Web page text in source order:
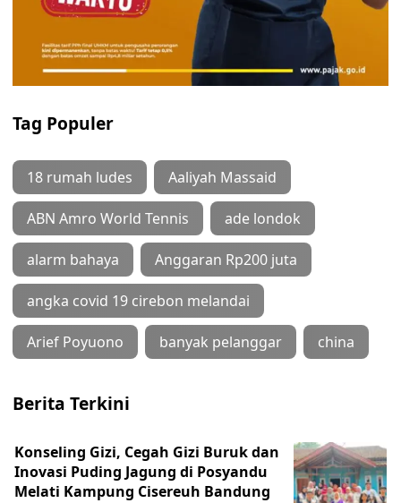
Tag Populer
18 rumah ludes Aaliyah Massaid
ABN Amro World Tennis ade londok
alarm bahaya Anggaran Rp200 juta
angka covid 19 cirebon melandai
Arief Poyuono banyak pelanggar china
Berita Terkini
Konseling Gizi, Cegah Gizi Buruk dan
Inovasi Puding Jagung di Posyandu
Melati Kampung Cisereuh Bandung